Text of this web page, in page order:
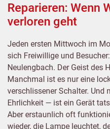
Reparieren: Wenn
verloren geht
Jeden ersten Mittwoch im
sich Freiwillige und
Neulengbach. Der Geist des
Manchmal ist es nur eine
verschlissener Schalter.
Ehrlichkeit — ist ein Gerät
Aber erstaunlich oft
wieder, die Lampe leuchtet,